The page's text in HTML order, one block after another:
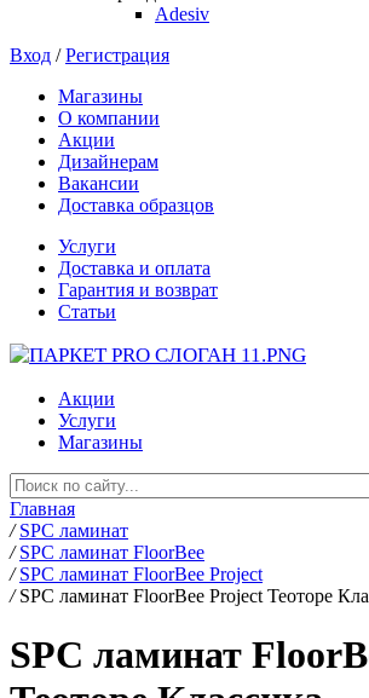
Adesiv
Вход /Регистрация
Магазины
О компании
Акции
Дизайнерам
Вакансии
Доставка образцов
Услуги
Доставка и оплата
Гарантия и возврат
Статьи
Акции
Услуги
Магазины
Главная
/ SPC ламинат
/ SPC ламинат FloorBee
/ SPC ламинат FloorBee Project
/ SPC ламинат FloorBee Project Теоторе
SPC ламинат